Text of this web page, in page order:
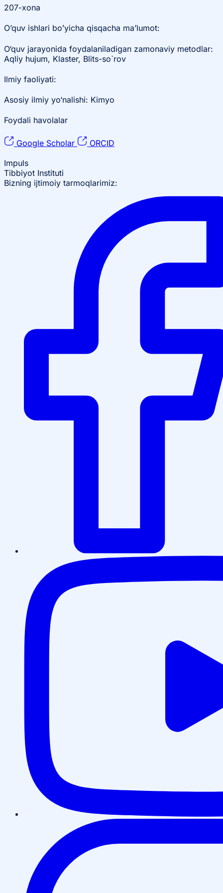
207-xona
O’quv ishlari boʻyicha qisqacha ma’lumot:
O‘quv jarayonida foydalaniladigan zamonaviy metodlar:
Aqliy hujum, Klaster, Blits-so`rov
Ilmiy faoliyati:
Asosiy ilmiy yo‘nalishi: Kimyo
Foydali havolalar
Google Scholar
ORCID
Impuls
Tibbiyot Instituti
Bizning ijtimoiy tarmoqlarimiz: